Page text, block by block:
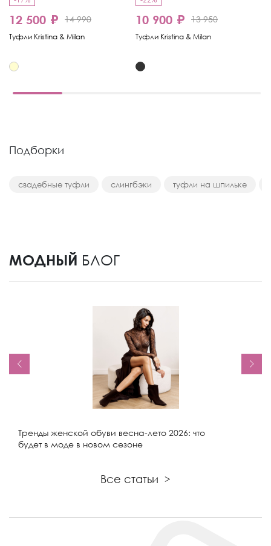
12 500 ₽ 14 990
Туфли Kristina & Milan
10 900 ₽ 13 950
Туфли Kristina & Milan
Подборки
свадебные туфли слингбэки туфли на шпильке
МОДНЫЙ БЛОГ
Тренды женской обуви весна-лето 2026: что
будет в моде в новом сезоне
Все статьи >